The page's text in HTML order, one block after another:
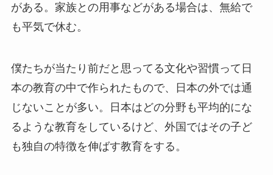
がある。家族との用事などがある場合は、無給で
も平気で休む。
僕たちが当たり前だと思ってる文化や習慣って日
本の教育の中で作られたもので、日本の外では通
じないことが多い。日本はどの分野も平均的にな
るような教育をしているけど、外国ではその子ど
も独自の特徴を伸ばす教育をする。